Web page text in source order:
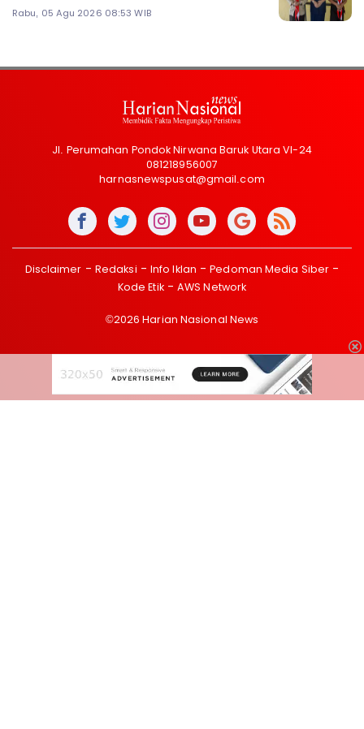
Rabu, 05 Agu 2026 08:53 WIB
Jl. Perumahan Pondok Nirwana Baruk Utara VI-24
081218956007
harnasnewspusat@gmail.com
Disclaimer Redaksi Info Iklan
Pedoman Media Siber
Kode Etik
AWS Network
©2026 Harian Nasional News